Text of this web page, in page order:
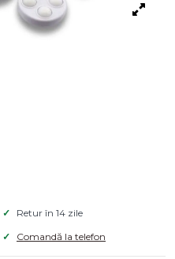
Retur în 14 zile
Comandă la telefon